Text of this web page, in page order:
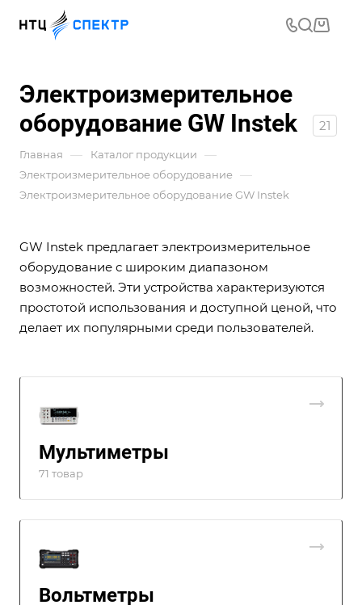
Электроизмерительное
оборудование GW Instek
21
Главная — Каталог продукции —
Электроизмерительное оборудование —
Электроизмерительное оборудование GW Instek
GW Instek предлагает электроизмерительное
оборудование с широким диапазоном
возможностей. Эти устройства характеризуются
простотой использования и доступной ценой, что
делает их популярными среди пользователей.
Мультиметры
71 товар
Вольтметры